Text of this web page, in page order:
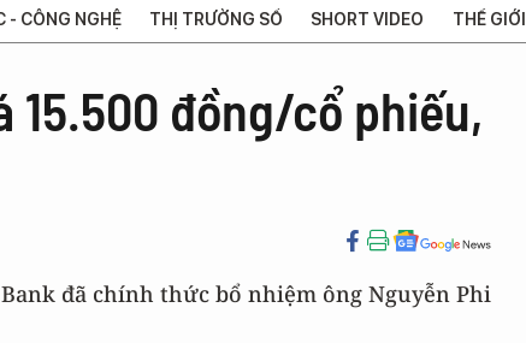
- CÔNG NGHỆ THỊ TRƯỜNG SỐ SHORT VIDEO THẾ GIỚI
15.500 đồng/cổ phiếu,
đã chính thức bổ nhiệm ông Nguyễn Phi